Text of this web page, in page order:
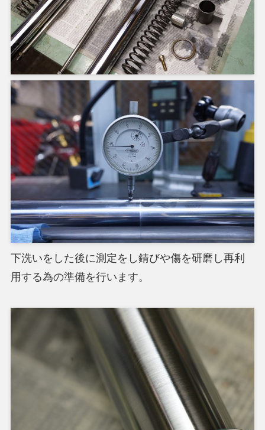
下洗いをした後に測定をし錆びや傷を研磨し再利
用する為の準備を行います。